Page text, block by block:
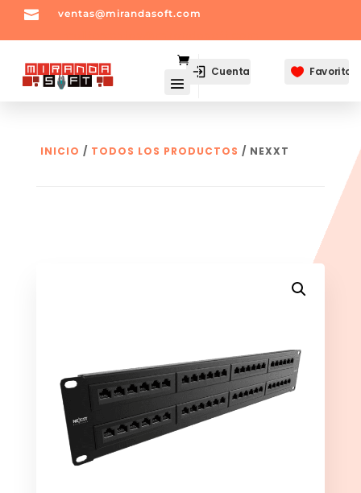
 ventas@mirandasoft.com
Cuenta  Favoritos
INICIO / TODOS LOS PRODUCTOS / NEXXT